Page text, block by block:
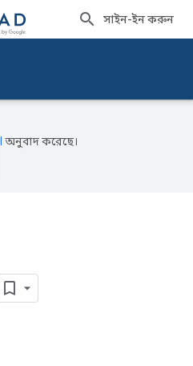
সাইন-ইন করুন
অনুবাদ করেছে।